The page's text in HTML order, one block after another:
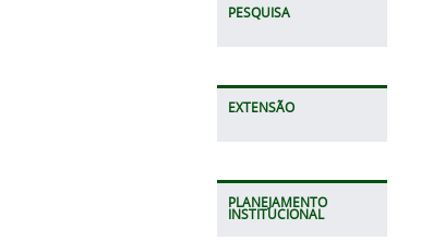
PESQUISA
EXTENSÃO
PLANEJAMENTO
INSTITUCIONAL